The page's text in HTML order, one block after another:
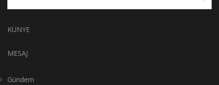
KÜNYE
MESAJ
Gündem